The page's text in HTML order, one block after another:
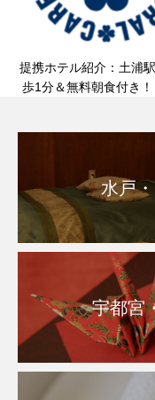
提携ホテル紹介：土浦
歩1分＆無料朝食付き！
水戸
宇都宮